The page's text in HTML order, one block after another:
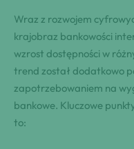
Wraz z rozwojem
krajobraz bankowości
wzrost dostępności w
trend został dodatkowo
zapotrzebowaniem na
bankowe. Kluczowe
to: